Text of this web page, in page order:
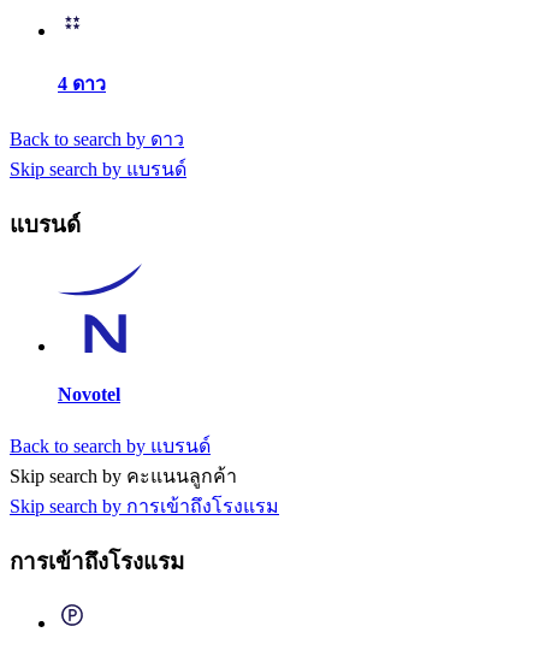
4 ดาว
Back to search by ดาว
Skip search by แบรนด์
แบรนด์
Novotel
Back to search by แบรนด์
Skip search by คะแนนลูกค้า
Skip search by การเข้าถึงโรงแรม
การเข้าถึงโรงแรม